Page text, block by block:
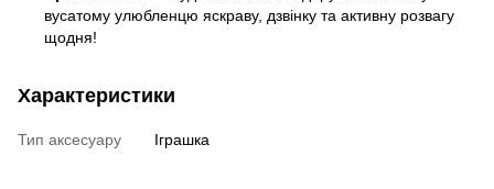
вусатому улюбленцю яскраву, дзвінку та активну розвагу
щодня!
Характеристики
Тип аксесуару Іграшка